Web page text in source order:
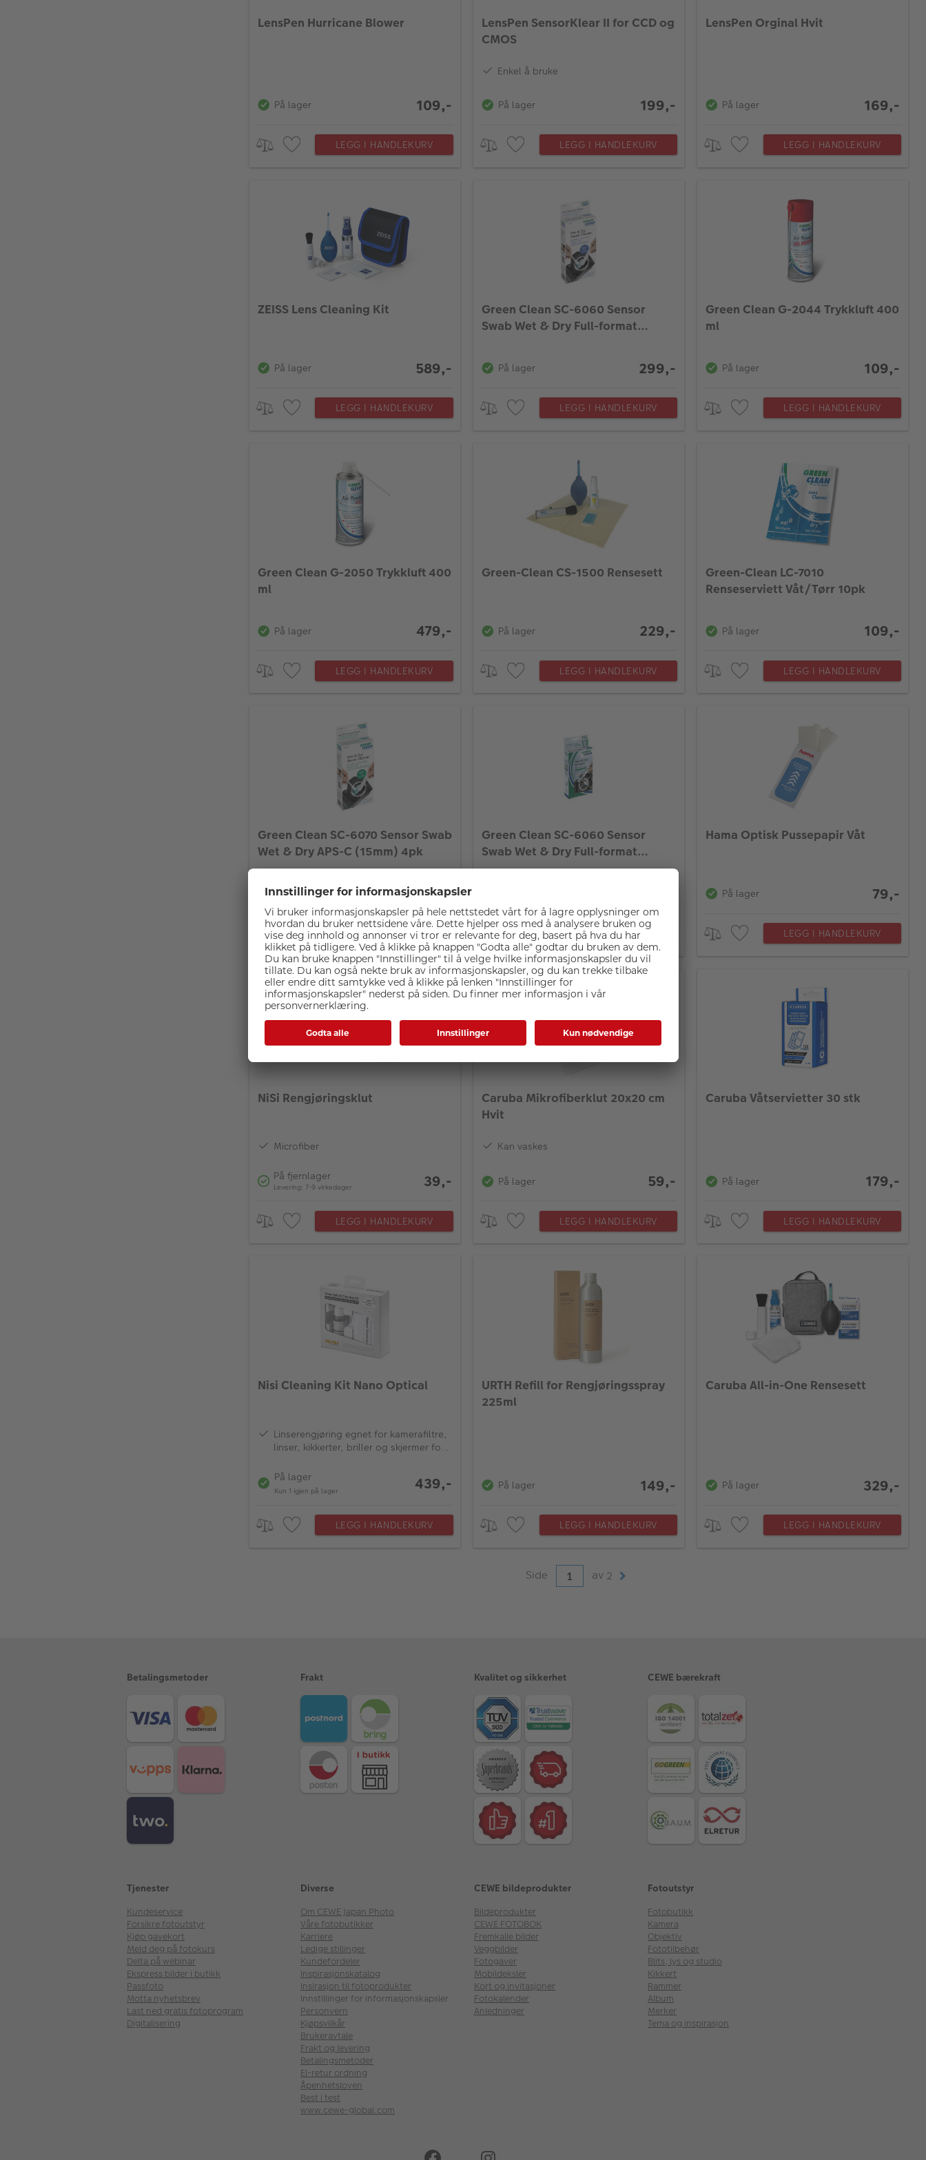
LensPen Hurricane Blower
På lager 109,-
LEGG I HANDLEKURV
LensPen SensorKlear II for CCD og
CMOS
Enkel å bruke
På lager 199,-
LEGG I HANDLEKURV
LensPen Orginal Hvit
På lager 169,-
LEGG I HANDLEKURV
ZEISS Lens Cleaning Kit
På lager 589,-
LEGG I HANDLEKURV
Green Clean SC-6060 Sensor
Swab Wet & Dry Full-format
På lager 299,-
LEGG I HANDLEKURV
Green Clean G-2044 Trykkluft 400
ml
På lager 109,-
LEGG I HANDLEKURV
Green Clean G-2050 Trykkluft 400
ml
På lager 479,-
LEGG I HANDLEKURV
Green-Clean CS-1500 Rensesett
På lager 229,-
LEGG I HANDLEKURV
Green-Clean LC-7010
Renseserviett Våt/Tørr 10pk
På lager 109,-
LEGG I HANDLEKURV
Green Clean SC-6070 Sensor Swab
Wet & Dry APS-C (15mm) 4pk
På lager 299,-
LEGG I HANDLEKURV
Green Clean SC-6060 Sensor
Swab Wet & Dry Full-format
(24mm) 25pk
LEGG I HANDLEKURV
Hama Optisk Pussepapir Våt
På lager 79,-
LEGG I HANDLEKURV
NiSi Rengjøringsklut
Microfiber
På fjernlager
Levering: 7-9 virkedager 39,-
LEGG I HANDLEKURV
Caruba Mikrofiberklut 20x20 cm
Hvit
Kan vaskes
På lager 59,-
LEGG I HANDLEKURV
Caruba Våtservietter 30 stk
På lager 179,-
LEGG I HANDLEKURV
Nisi Cleaning Kit Nano Optical
Linserengjøring egnet for kamerafiltre,
linser, kikkerter, briller og skjermer for
beskyttende lag på disse overflatene
På lager
Kun 1 igjen på lager 439,-
LEGG I HANDLEKURV
URTH Refill for Rengjøringsspray
225ml
På lager 149,-
LEGG I HANDLEKURV
Caruba All-in-One Rensesett
På lager 329,-
LEGG I HANDLEKURV
Side av 2
Betalingsmetoder Frakt Kvalitet og sikkerhet CEWE bærekraft
Tjenester
Kundeservice
Forsikre fotoutstyr
Kjøp gavekort
Meld deg på fotokurs
Delta på webinar
Ekspress bilder i butikk
Passfoto
Motta nyhetsbrev
Last ned gratis fotoprogram
Digitalisering
Diverse
Om CEWE Japan Photo
Våre fotobutikker
Karriere
Ledige stillinger
Kundefordeler
Inspirasjonskatalog
Insirasjon til fotoprodukter
Innstillinger for informasjonskapsler
Personvern
Kjøpsvilkår
Brukeravtale
Frakt og levering
Betalingsmetoder
El-retur ordning
Åpenhetsloven
Best i test
www.cewe-global.com
CEWE bildeprodukter
Bildeprodukter
CEWE FOTOBOK
Fremkalle bilder
Veggbilder
Fotogaver
Mobildeksler
Kort og invitasjoner
Fotokalender
Anledninger
Fotoutstyr
Fotobutikk
Kamera
Objektiv
Fototilbehør
Blits, lys og studio
Kikkert
Rammer
Album
Merker
Tema og inspirasjon